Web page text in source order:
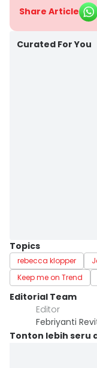
Share Article
Curated For You
Topics
rebecca klopper
Keep me on Trend
Editorial Team
Editor
Febriyanti
Tonton lebih seru